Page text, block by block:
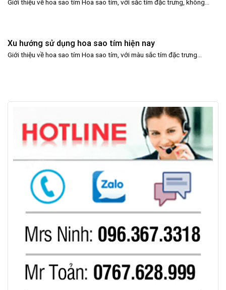
Giới thiệu về hoa sao tím Hoa sao tím, với sắc tím đặc trưng, không...
Xu hướng sử dụng hoa sao tím hiện nay
Giới thiệu về hoa sao tím Hoa sao tím, với màu sắc tím đặc trưng...